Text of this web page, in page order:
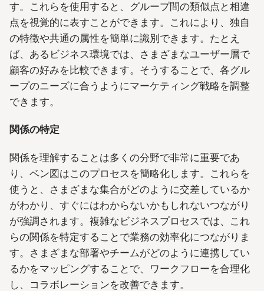
す。これらを使用すると、グループ間の類似点と相違
点を視覚的に表すことができます。これにより、独自
の特徴や共通の属性を簡単に識別できます。たとえ
ば、あるビジネス環境では、さまざまなユーザー層で
顧客の好みを比較できます。そうすることで、各グル
ープのニーズに合うようにマーケティング戦略を調整
できます。
関係の特定
関係を理解することは多くの分野で非常に重要であ
り、ベン図はこのプロセスを簡略化します。これらを
使うと、さまざまな集合がどのように交差しているか
がわかり、すぐにはわからないかもしれないつながり
が強調されます。複雑なビジネスプロセスでは、これ
らの関係を特定することで業務の効率化につながりま
す。さまざまな部署やチームがどのように連携してい
るかをマッピングすることで、ワークフローを合理化
し、コラボレーションを改善できます。